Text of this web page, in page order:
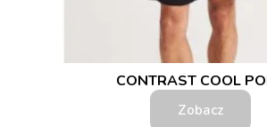
CONTRAST COOL
Zobacz